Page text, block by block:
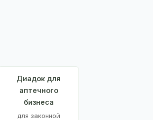
Диадок для
аптечного
бизнеса
для законной